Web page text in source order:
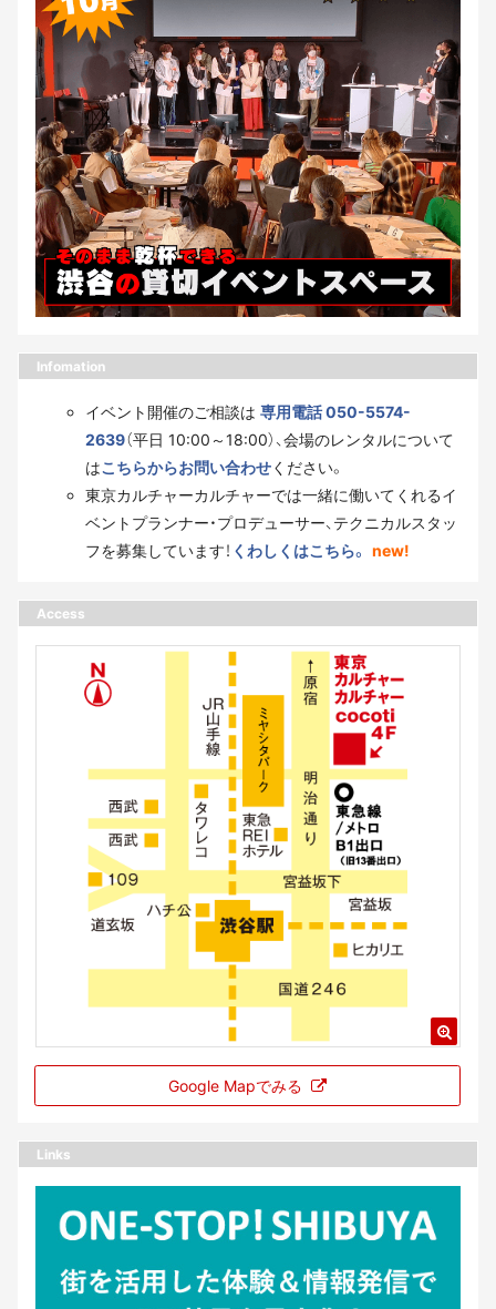
Infomation
イベント開催のご相談は 専用電話 050-5574-
2639（平日 10:00～18:00）、会場のレンタルについて
はこちらからお問い合わせください。
東京カルチャーカルチャーでは一緒に働いてくれるイ
ベントプランナー・プロデューサー、テクニカルスタッ
フを募集しています！ くわしくはこちら。 new!
Access
Google Mapでみる
Links